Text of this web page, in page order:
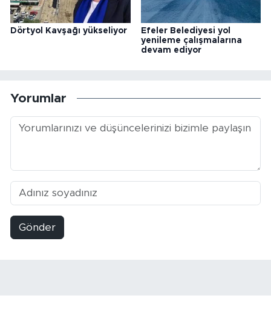
Dörtyol Kavşağı yükseliyor
Efeler Belediyesi yol
yenileme çalışmalarına
devam ediyor
Yorumlar
Gönder